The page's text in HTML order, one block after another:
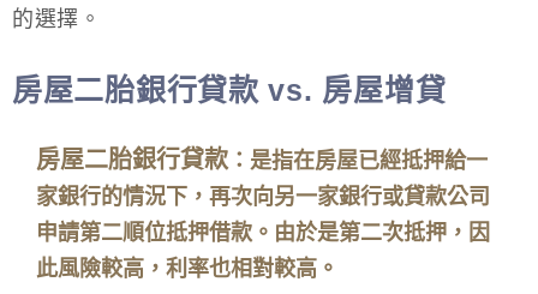
的選擇。
房屋二胎銀行貸款 vs. 房屋增貸
房屋二胎銀行貸款：是指在房屋已經抵押給一
家銀行的情況下，再次向另一家銀行或貸款公司
申請第二順位抵押借款。由於是第二次抵押，因
此風險較高，利率也相對較高。